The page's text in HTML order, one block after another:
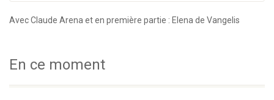
Avec Claude Arena et en première partie : Elena de Vangelis
En ce moment